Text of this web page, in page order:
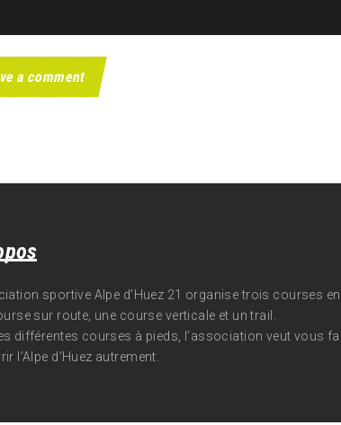
sportive Alpe d’Huez 21 organise trois courses
sur route, une course verticale et un trail.
différentes courses à pieds, l’association veut vous
l’Alpe d‘Huez autrement.